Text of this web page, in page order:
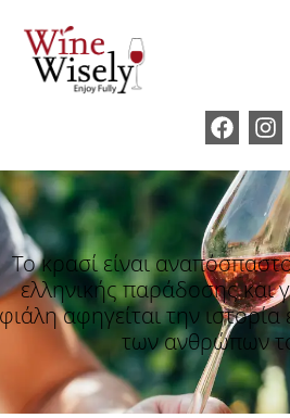
Το κρασί είναι
ελληνικής παράδοσης και
φιάλη αφηγείται την
των ανθρώπων